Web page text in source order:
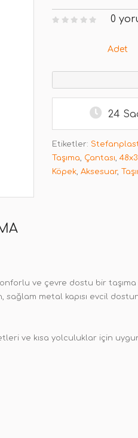
0
Adet
24
Etiketler:
Taşıma, Çantası,
Köpek, Aksesuar,
ve çevre dostu bir
metal kapısı evcil
ve kısa yolculuklar için